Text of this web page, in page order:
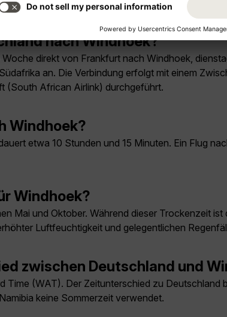
Flug
nach Windhoek?
direkt von Frankfurt nach Windhoek,
an. Die Verbindung erfolgt mit einem
(South African Airlink) durchgeführt.
Windhoek?
etwa 10 Stunden und 15 Minuten. Ein Flug
Windhoek?
Mai und Oktober. Während dieser Trockenzeit
Luftfeuchtigkeit und gelegentlichen
zwischen Deutschland und
Time (WAT). Der Zeitunterschied zu
keine Sommerzeit verwendet.